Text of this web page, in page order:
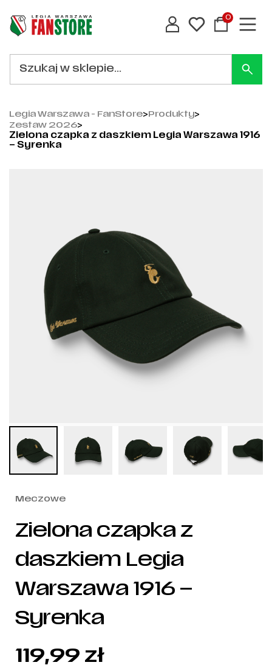
0
Legia Warszawa - FanStore>Produkty>
Zestaw 2026>
Zielona czapka z daszkiem Legia Warszawa 1916
– Syrenka
Meczowe
Zielona czapka z
daszkiem Legia
Warszawa 1916 –
Syrenka
119,99 zł